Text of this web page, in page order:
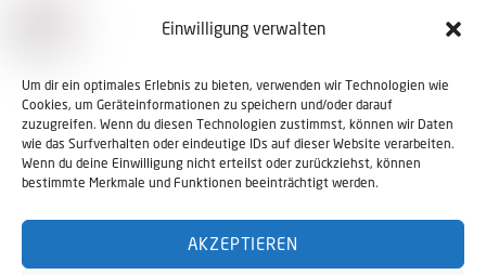
Einwilligung verwalten
Um dir ein optimales Erlebnis zu bieten, verwenden wir Technologien wie
Cookies, um Geräteinformationen zu speichern und/oder darauf
zuzugreifen. Wenn du diesen Technologien zustimmst, können wir Daten
wie das Surfverhalten oder eindeutige IDs auf dieser Website verarbeiten.
Wenn du deine Einwilligung nicht erteilst oder zurückziehst, können
bestimmte Merkmale und Funktionen beeinträchtigt werden.
AKZEPTIEREN
Kontakt
office@sportaustriafinals.at
+43 1 504 44 55